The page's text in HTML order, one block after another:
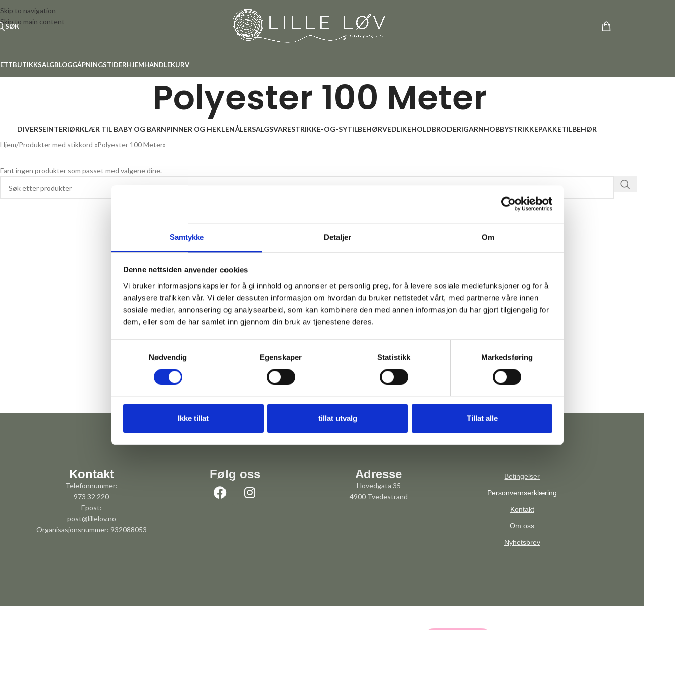
Samtykke Detaljer Om
Denne nettsiden anvender cookies
Vi bruker informasjonskapsler for å gi innhold og annonser et personlig preg, for å levere sosiale mediefunksjoner og for å
analysere trafikken vår. Vi deler dessuten informasjon om hvordan du bruker nettstedet vårt, med partnerne våre innen
sosiale medier, annonsering og analysearbeid, som kan kombinere den med annen informasjon du har gjort tilgjengelig for
dem, eller som de har samlet inn gjennom din bruk av tjenestene deres.
Nødvendig
Egenskaper Statistikk Markedsføring
Ikke tillat tillat utvalg Tillat alle
Skip to navigation
Skip to main content
SØK
SALGBLOGGÅPNINGSTIDERHJEMHANDLEKURV
Polyester 100 Meter
DIVERSEINTERIØRKLÆR TIL BABY OG BARNPINNER OG HEKLENÅLERSALGSVARESTRIKKE-OG-SYTILBEHØRVEDLIKEHOLDBRODERIGARNHOBBYSTRIKKEPAKKETILBEHØR
Hjem Produkter med stikkord «Polyester 100 Meter»
Fant ingen produkter som passet med valgene dine.
Kontakt
Telefonnummer:
973 32 220
Epost:
post@lillelov.no
Organisasjonsnummer: 932088053
Følg oss Adresse
Hovedgata 35
4900 Tvedestrand
Betingelser
Personvernserklæring
Kontakt
Om oss
Nyhetsbrev